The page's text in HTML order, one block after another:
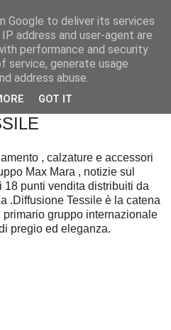
, calzature e accessori
Max Mara , notizie sul
punti vendita distribuiti da
.Diffusione Tessile è la catena
primario gruppo internazionale
pregio ed eleganza.
Google to deliver its services
address and user-agent are
performance and security
service, generate usage
address abuse.
GOT IT